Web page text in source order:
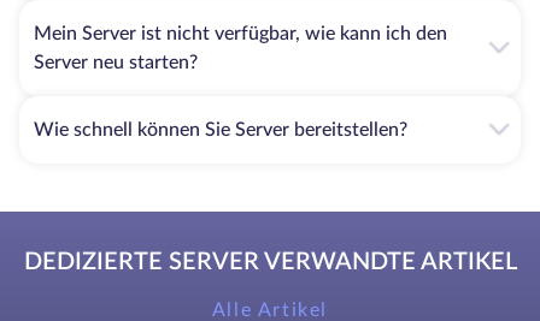
Mein Server ist nicht verfügbar, wie kann ich den
Server neu starten?
Wie schnell können Sie Server bereitstellen?
DEDIZIERTE SERVER VERWANDTE ARTIKEL
Alle Artikel